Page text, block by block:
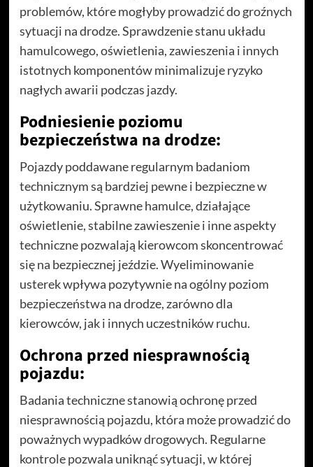
problemów, które mogłyby prowadzić do groźnych
sytuacji na drodze. Sprawdzenie stanu układu
hamulcowego, oświetlenia, zawieszenia i innych
istotnych komponentów minimalizuje ryzyko
nagłych awarii podczas jazdy.
Podniesienie poziomu
bezpieczeństwa na drodze:
Pojazdy poddawane regularnym badaniom
technicznym są bardziej pewne i bezpieczne w
użytkowaniu. Sprawne hamulce, działające
oświetlenie, stabilne zawieszenie i inne aspekty
techniczne pozwalają kierowcom skoncentrować
się na bezpiecznej jeździe. Wyeliminowanie
usterek wpływa pozytywnie na ogólny poziom
bezpieczeństwa na drodze, zarówno dla
kierowców, jak i innych uczestników ruchu.
Ochrona przed niesprawnością
pojazdu:
Badania techniczne stanowią ochronę przed
niesprawnością pojazdu, która może prowadzić do
poważnych wypadków drogowych. Regularne
kontrole pozwala uniknąć sytuacji, w której